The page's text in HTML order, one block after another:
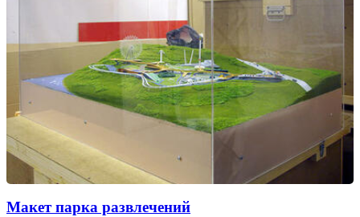
Макет парка развлечений